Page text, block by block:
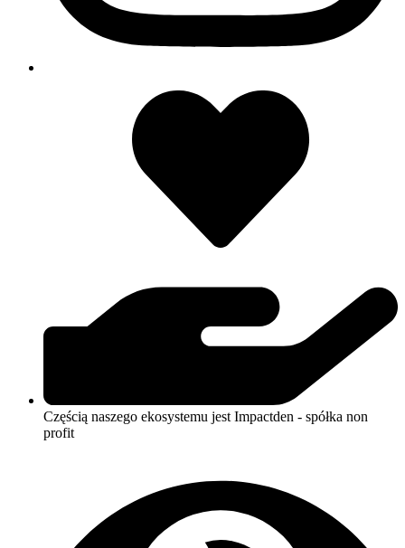
Częścią naszego ekosystemu jest Impactden - spółka non
profit